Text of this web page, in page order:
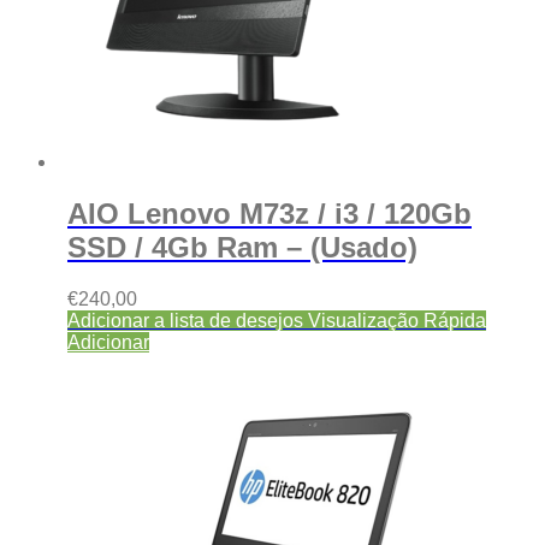
AIO Lenovo M73z / i3 / 120Gb
SSD / 4Gb Ram – (Usado)
€240,00
Adicionar a lista de desejos Visualização Rápida
Adicionar